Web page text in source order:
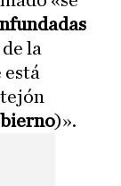
la
está
)».